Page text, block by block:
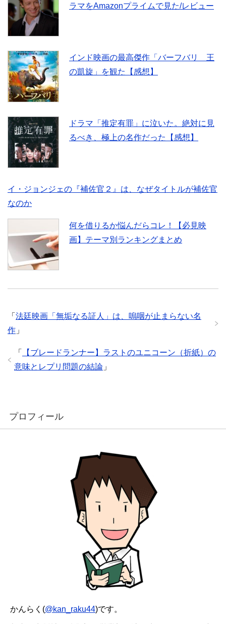
o
o
k
e
ラマをAmazonプライムで見た/レビュー
インド映画の最高傑作「バーフバリ 王
の凱旋」を観た【感想】
ドラマ「推定有罪」に泣いた。絶対に見
るべき、極上の名作だった【感想】
イ・ジョンジェの『補佐官２』は、なぜタイトルが補佐官
なのか
何を借りるか悩んだらコレ！【必見映
画】テーマ別ランキングまとめ
「 法廷映画「無垢なる証人」は、嗚咽が止まらない名
作 」
「
【ブレードランナー】ラストのユニコーン（折紙）の
意味とレプリ問題の結論 」
プロフィール
かんらく(@kan_raku44)です。